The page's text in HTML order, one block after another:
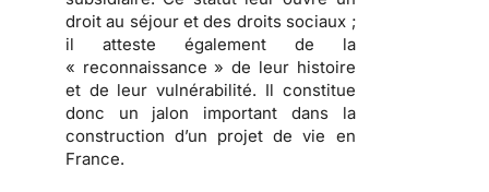
droit au séjour et des droits sociaux ;
il atteste également de la
« reconnaissance » de leur histoire
et de leur vulnérabilité. Il constitue
donc un jalon important dans la
construction d’un projet de vie en
France.